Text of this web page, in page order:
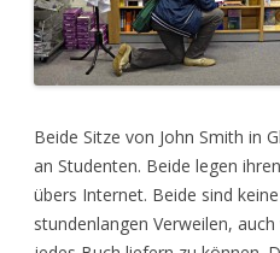
Beide Sitze von John Smith in
an Studenten. Beide legen
übers Internet. Beide sind
stundenlangen Verweilen,